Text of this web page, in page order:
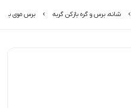
شانه، برس و گره بازکن گربه برس موی